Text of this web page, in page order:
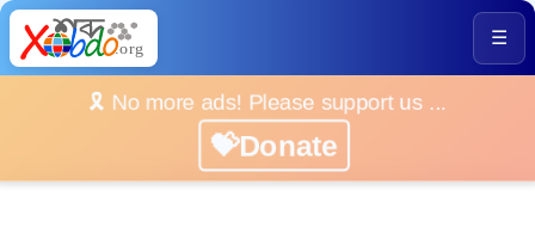
☰
🎗️ No more ads! Please support us ...
💝Donate